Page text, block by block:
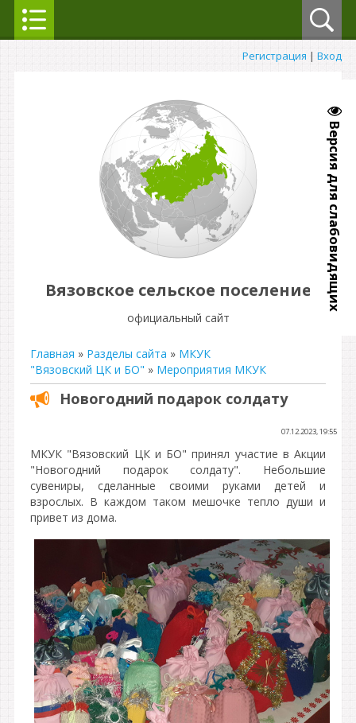
Версия для слабовидящих
Регистрация | Вход
Вязовское сельское поселение
официальный сайт
Главная » Разделы сайта » МКУК
"Вязовский ЦК и БО" » Мероприятия МКУК
Новогодний подарок солдату
07.12.2023, 19:55
МКУК "Вязовский ЦК и БО" принял участие в Акции
"Новогодний подарок солдату". Небольшие
сувениры, сделанные своими руками детей и
взрослых. В каждом таком мешочке тепло души и
привет из дома.